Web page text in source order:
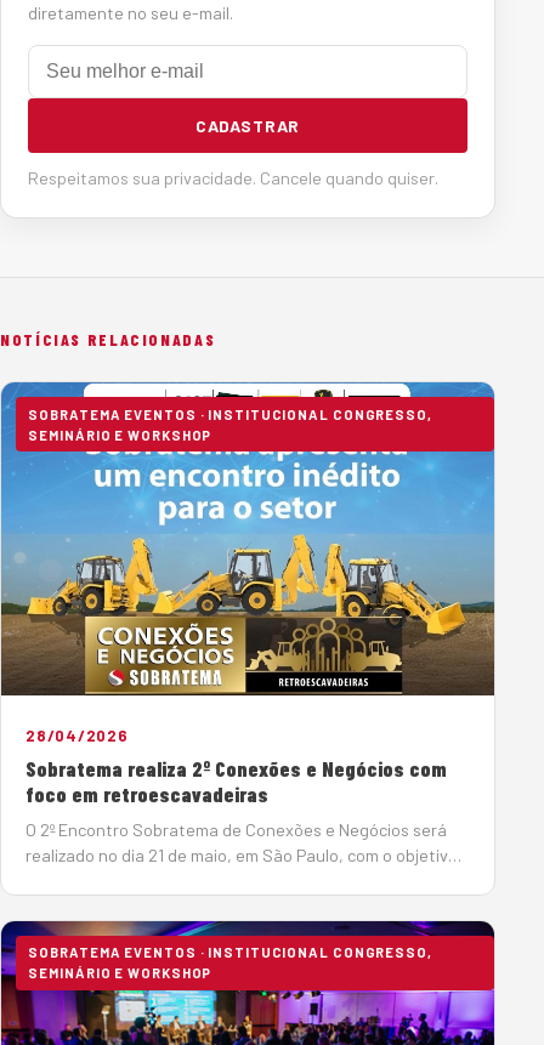
diretamente no seu e-mail.
E-mail
CADASTRAR
Respeitamos sua privacidade. Cancele quando quiser.
NOTÍCIAS RELACIONADAS
SOBRATEMA EVENTOS · INSTITUCIONAL CONGRESSO,
SEMINÁRIO E WORKSHOP
28/04/2026
Sobratema realiza 2º Conexões e Negócios com
foco em retroescavadeiras
O 2º Encontro Sobratema de Conexões e Negócios será
realizado no dia 21 de maio, em São Paulo, com o objetivo
retroescavadeiras, promo…
SOBRATEMA EVENTOS · INSTITUCIONAL CONGRESSO,
SEMINÁRIO E WORKSHOP